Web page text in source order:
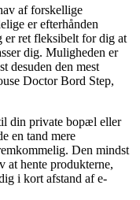
af forskellige
er efterhånden
er ret fleksibelt for dig at
dig. Muligheden er
desuden den mest
Doctor Bord Step,
din private bopæl eller
en tand mere
Den mindst
at hente produkterne,
i kort afstand af e-